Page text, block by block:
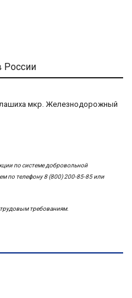
России
мкр. Железнодорожный
по системе добровольной
по телефону 8 (800) 200-85-85 или
требованиям.